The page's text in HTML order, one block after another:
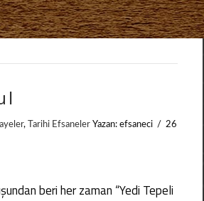
, Tarihi Efsaneler Yazan: efsaneci
26
beri her zaman “Yedi Tepeli